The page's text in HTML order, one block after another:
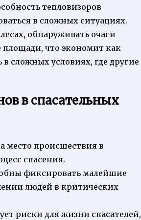
тепловизоров
в сложных ситуациях.
обнаруживать очаги
что экономит как
сложных условиях, где другие
в спасательных
место происшествия в
спасения.
фиксировать малейшие
людей в критических
риски для жизни спасателей,